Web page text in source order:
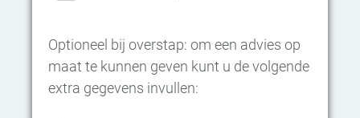
Optioneel bij overstap: om een advies op
maat te kunnen geven kunt u de volgende
extra gegevens invullen: